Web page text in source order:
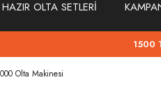
HAZIR OLTA SETLERİ
1500
Olta Makinesi